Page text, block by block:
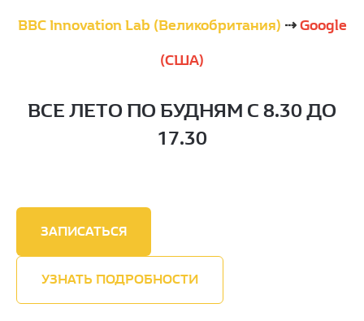
BBC Innovation Lab (Великобритания) ⇢Google
(США)
ВСЕ ЛЕТО ПО БУДНЯМ С 8.30 ДО
17.30
ЗАПИСАТЬСЯ
УЗНАТЬ ПОДРОБНОСТИ